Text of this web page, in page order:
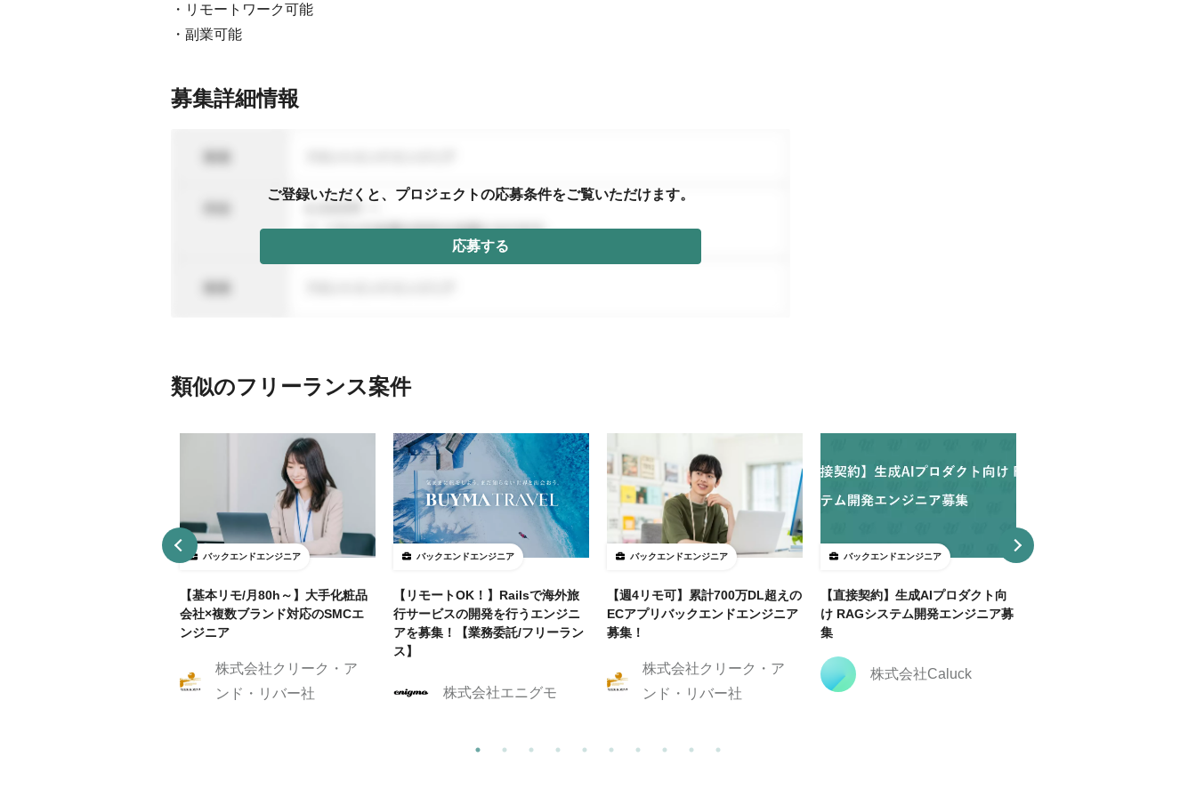
・リモートワーク可能
・副業可能
募集詳細情報
ご登録いただくと、プロジェクトの応募条件をご覧いただけます。
応募する
類似のフリーランス案件
バックエンドエンジニア
【基本リモ/月80h～】大手化粧品
会社×複数ブランド対応のSMCエ
ンジニア
株式会社クリーク・ア
ンド・リバー社
バックエンドエンジニア
【リモートOK！】Railsで海外旅
行サービスの開発を行うエンジニ
アを募集！【業務委託/フリーラン
ス】
株式会社エニグモ
バックエンドエンジニア
【週4リモ可】累計700万DL超えの
ECアプリバックエンドエンジニア
募集！
株式会社クリーク・ア
ンド・リバー社
バックエンドエンジニア
【直接契約】生成AIプロダクト向
け RAGシステム開発エンジニア募
集
株式会社Caluck